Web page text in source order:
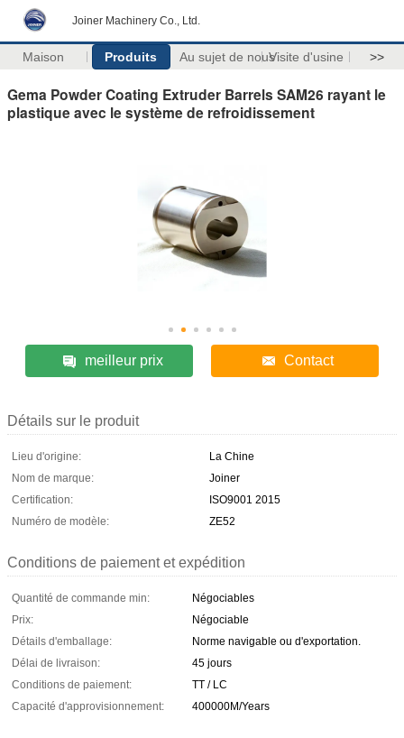
Joiner Machinery Co., Ltd.
Maison Produits Au sujet de nousVisite d'usine >>
Gema Powder Coating Extruder Barrels SAM26 rayant le
plastique avec le système de refroidissement
meilleur prix Contact
Détails sur le produit
Lieu d'origine:
La Chine
Nom de marque:
Joiner
Certification:
ISO9001 2015
Numéro de modèle:
ZE52
Conditions de paiement et expédition
Quantité de commande min:
Négociables
Prix:
Négociable
Détails d'emballage:
Norme navigable ou d'exportation.
Délai de livraison:
45 jours
Conditions de paiement:
TT / LC
Capacité d'approvisionnement:
400000M/Years